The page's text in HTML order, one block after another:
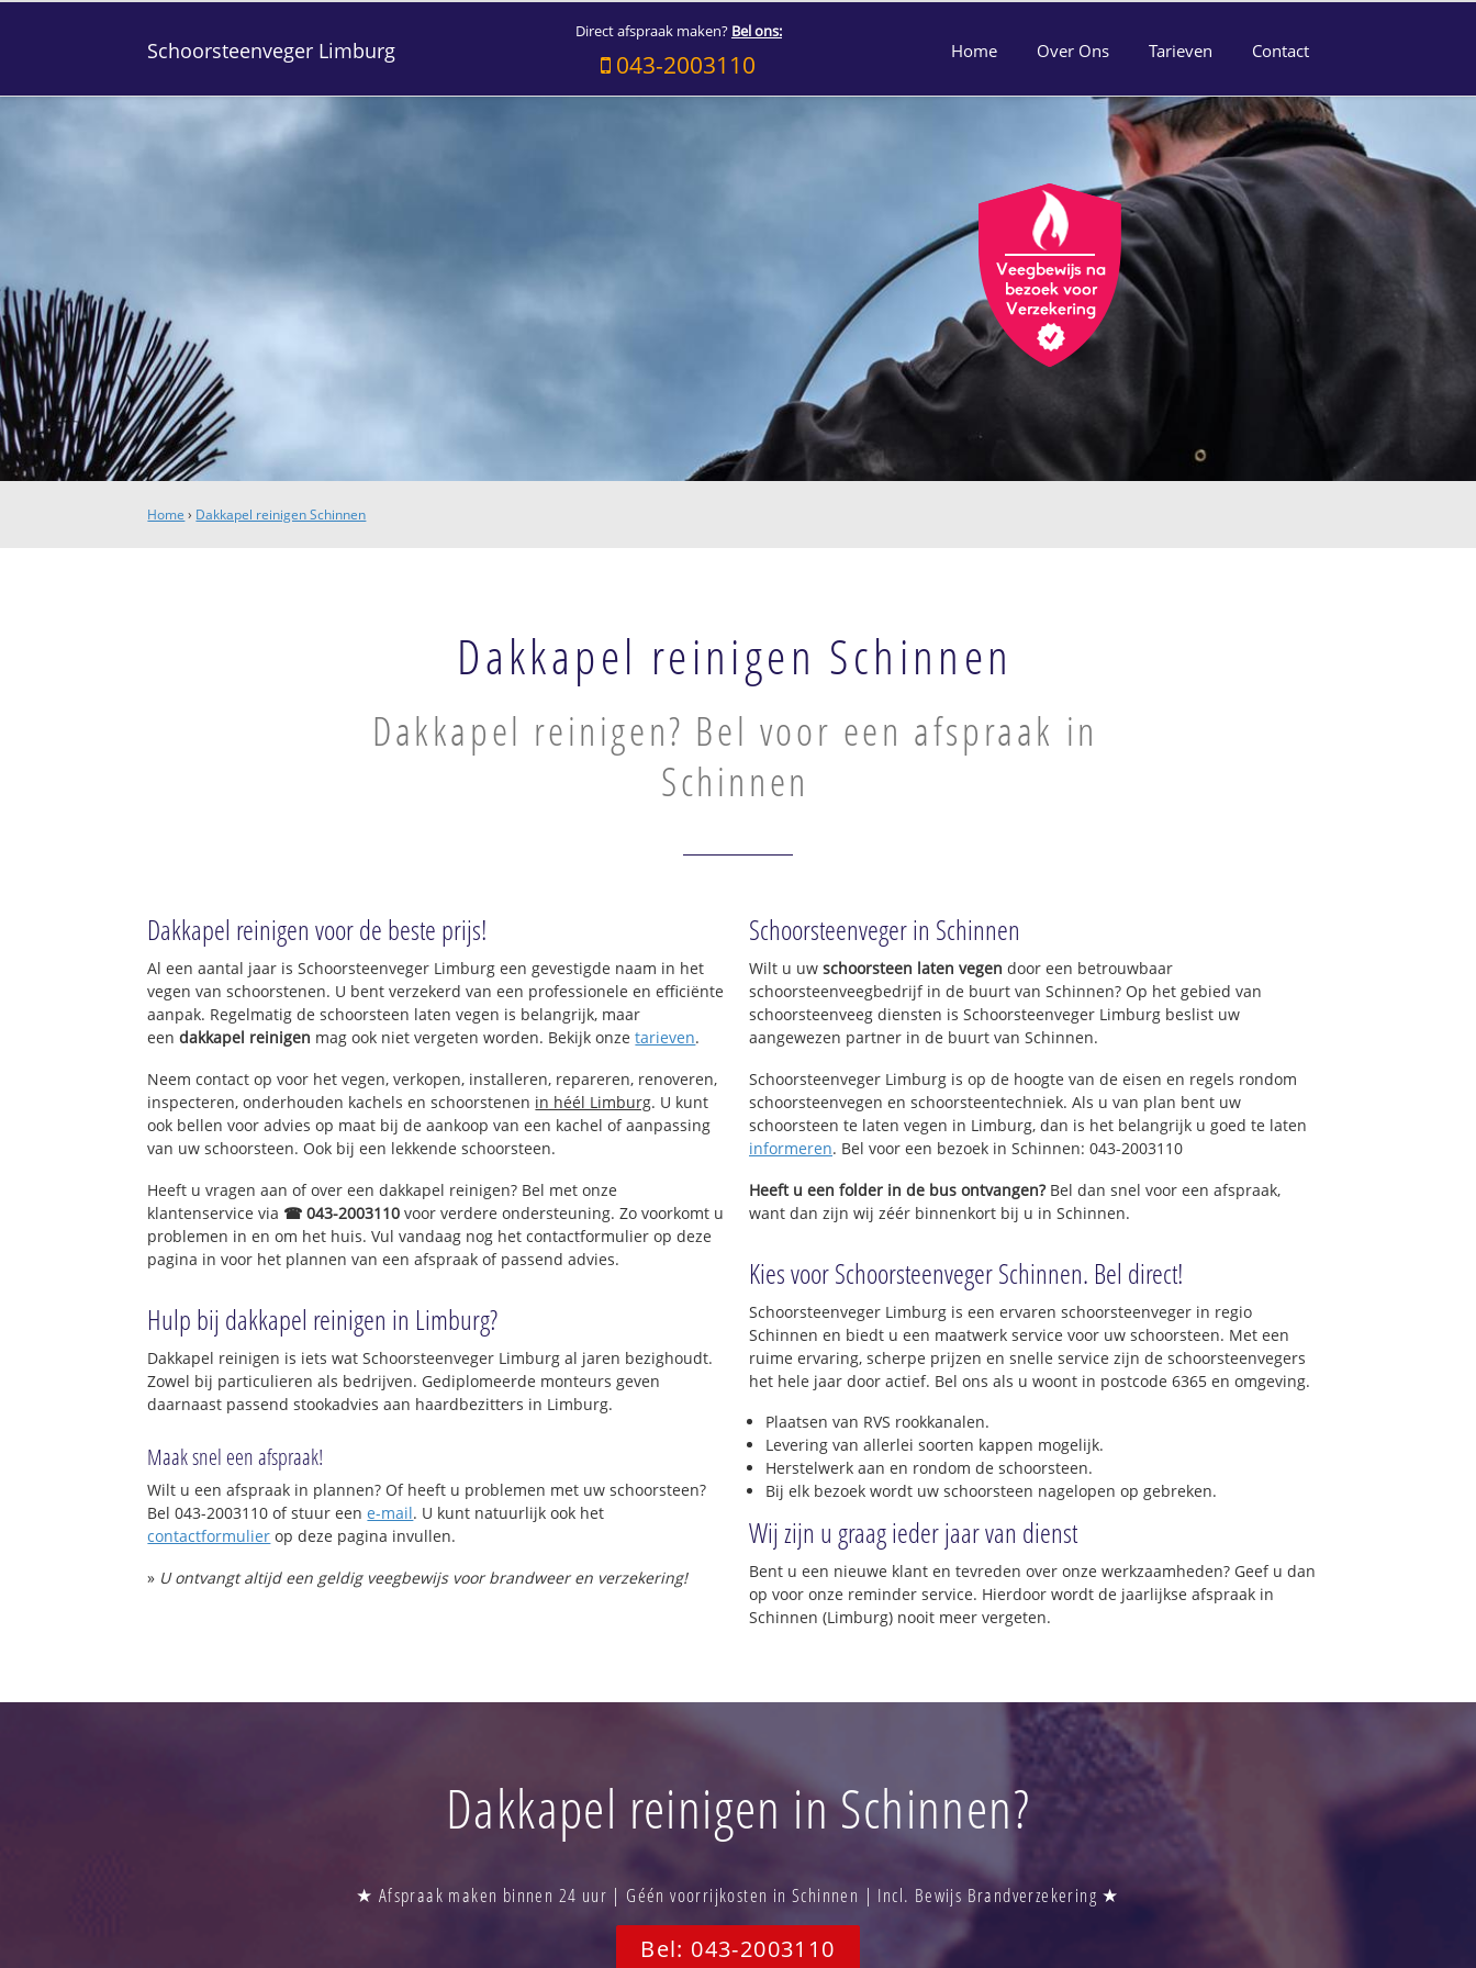
Schoorsteenveger Limburg
Direct afspraak maken? Bel ons:
043-2003110 Home Over Ons Tarieven Contact
Home › Dakkapel reinigen Schinnen
Dakkapel reinigen Schinnen
Dakkapel reinigen? Bel voor een afspraak in
Schinnen
Dakkapel reinigen voor de beste prijs!
Al een aantal jaar is Schoorsteenveger Limburg een gevestigde naam in het
vegen van schoorstenen. U bent verzekerd van een professionele en efficiënte
aanpak. Regelmatig de schoorsteen laten vegen is belangrijk, maar
eendakkapel reinigen mag ook niet vergeten worden. Bekijk onzetarieven.
Neem contact op voor het vegen, verkopen, installeren, repareren, renoveren,
inspecteren, onderhouden kachels en schoorstenen in héél Limburg. U kunt
ook bellen voor advies op maat bij de aankoop van een kachel of aanpassing
van uw schoorsteen. Ook bij een lekkende schoorsteen.
Heeft u vragen aan of over een dakkapel reinigen? Bel met onze
klantenservice via ☎ 043-2003110 voor verdere ondersteuning. Zo voorkomt u
problemen in en om het huis. Vul vandaag nog het contactformulier op deze
pagina in voor het plannen van een afspraak of passend advies.
Hulp bij dakkapel reinigen in Limburg?
Dakkapel reinigen is iets wat Schoorsteenveger Limburg al jaren bezighoudt.
Zowel bij particulieren als bedrijven. Gediplomeerde monteurs geven
daarnaast passend stookadvies aan haardbezitters in Limburg.
Maak snel een afspraak!
Wilt u een afspraak in plannen? Of heeft u problemen met uw schoorsteen?
Bel 043-2003110 of stuur eene-mail. U kunt natuurlijk ook het
contactformulier op deze pagina invullen.
» U ontvangt altijd een geldig veegbewijs voor brandweer en verzekering!
Schoorsteenveger in Schinnen
Wilt u uw schoorsteen laten vegen door een betrouwbaar
schoorsteenveegbedrijf in de buurt van Schinnen? Op het gebied van
schoorsteenveeg diensten is Schoorsteenveger Limburg beslist uw
aangewezen partner in de buurt van Schinnen.
Schoorsteenveger Limburg is op de hoogte van de eisen en regels rondom
schoorsteenvegen en schoorsteentechniek. Als u van plan bent uw
schoorsteen te laten vegen in Limburg, dan is het belangrijk u goed te laten
informeren. Bel voor een bezoek in Schinnen: 043-2003110
Heeft u een folder in de bus ontvangen?Bel dan snel voor een afspraak,
want dan zijn wij zéér binnenkort bij u in Schinnen.
Kies voor Schoorsteenveger Schinnen. Bel direct!
Schoorsteenveger Limburg is een ervaren schoorsteenveger in regio
Schinnen en biedt u een maatwerk service voor uw schoorsteen. Met een
ruime ervaring, scherpe prijzen en snelle service zijn de schoorsteenvegers
het hele jaar door actief. Bel ons als u woont in postcode 6365 en omgeving.
Plaatsen van RVS rookkanalen.
Levering van allerlei soorten kappen mogelijk.
Herstelwerk aan en rondom de schoorsteen.
Bij elk bezoek wordt uw schoorsteen nagelopen op gebreken.
Wij zijn u graag ieder jaar van dienst
Bent u een nieuwe klant en tevreden over onze werkzaamheden? Geef u dan
op voor onze reminder service. Hierdoor wordt de jaarlijkse afspraak in
Schinnen (Limburg) nooit meer vergeten.
Dakkapel reinigen in Schinnen?
★ Afspraak maken binnen 24 uur | Géén voorrijkosten in Schinnen | Incl. Bewijs Brandverzekering ★
Bel: 043-2003110